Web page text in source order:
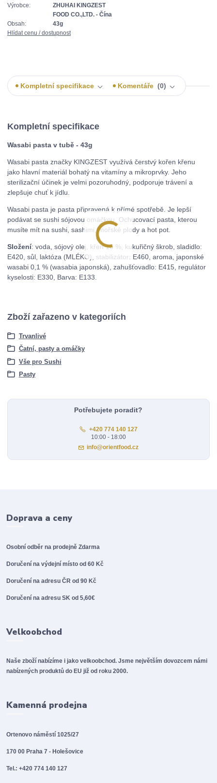
Výrobce:
ZHUHAI KINGZEST
FOOD CO.,LTD. - Čína
Obsah:
43g
Hlídat cenu / dostupnost
Kompletní specifikace Komentáře 0
Kompletní specifikace
Wasabi pasta v tubě - 43g
Wasabi pasta značky KINGZEST využívá čerstvý kořen křenu
jako hlavní materiál bohatý na vitamíny a mikroprvky. Jeho
sterilizační účinek je velmi pozoruhodný, podporuje trávení a
zlepšuje chuť k jídlu.
Wasabi pasta je pasta připravená k přímé spotřebě. Je lepší
podávat se sushi sójovou omáčkou. Ochucovací pasta, kterou
musíte mít na sushi, sashimi, mořské plody a hot pot.
Složení: voda, sójový olej, křen 16 %, kukuřičný škrob, sladidlo:
E420, sůl, laktóza (MLÉKO), stabilizátor: E460, aroma, japonské
wasabi 0,1 % (wasabia japonská), zahušťovadlo: E415, regulátor
kyselosti: E330, Barva: E133.
Zboží zařazeno v kategoriích
Trvanlivé
Čatní, pasty a omáčky
Vše pro Sushi
Pasty
Potřebujete poradit?
+420 774 140 127
10:00 - 18:00
info@orientfood.cz
Doprava a ceny
Osobní odběr na prodejněZdarma
Doručení na výdejní místo od 60 Kč
Doručení na adresu ČR od 90 Kč
Doručení na adresu SK od 5,60€
Velkoobchod
Naše zboží nabízíme i jako velkoobchod. Jsme největším dovozcem námi
nabízených produktů do EU již od roku 2000.
Kamenná prodejna
Ortenovo náměstí 1025/27
170 00 Praha 7 - Holešovice
Tel.: +420 774 140 127